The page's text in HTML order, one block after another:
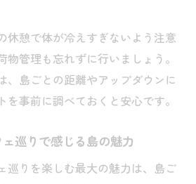
休憩で体が冷えすぎないよう注意
物管理も忘れずに行いましょう。
、島ごとの距離やアップダウンに
事前に調べておくと安心です。
巡りで感じる島の魅力
巡りを楽しむ最大の魅力は、島ご